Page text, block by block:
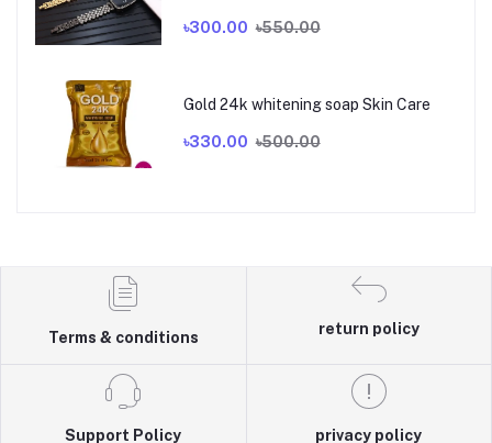
৳300.00 ৳550.00
Gold 24k whitening soap Skin Care
৳330.00 ৳500.00
Terms & conditions
return policy
Support Policy privacy policy